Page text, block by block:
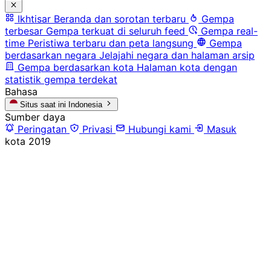
Ikhtisar Beranda dan sorotan terbaru
Gempa
terbesar Gempa terkuat di seluruh feed
Gempa real-
time Peristiwa terbaru dan peta langsung
Gempa
berdasarkan negara Jelajahi negara dan halaman arsip
Gempa berdasarkan kota Halaman kota dengan
statistik gempa terdekat
Bahasa
Situs saat ini Indonesia
Sumber daya
Peringatan
Privasi Hubungi kami
Masuk
kota 2019